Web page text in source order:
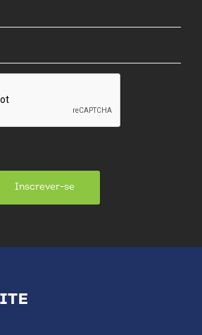
Inscrever-se